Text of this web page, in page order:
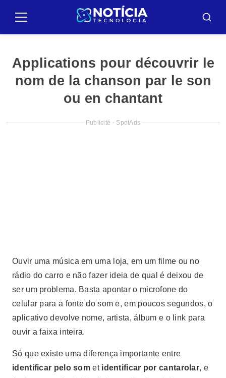
paraMenu
Applications pour découvrir le
nom de la chanson par le son
ou en chantant
Publicité - SpotAds
Ouvir uma música em uma loja, em um filme ou no
rádio do carro e não fazer ideia de qual é deixou de
ser um problema. Basta apontar o microfone do
celular para a fonte do som e, em poucos segundos, o
aplicativo devolve nome, artista, álbum e o link para
ouvir a faixa inteira.
Só que existe uma diferença importante entre
identificar pelo som et identificar por cantarolar, e